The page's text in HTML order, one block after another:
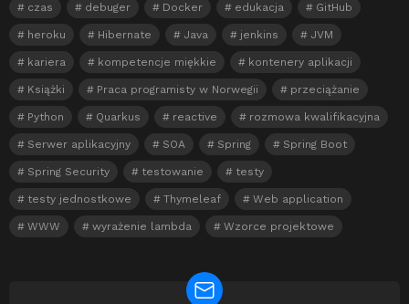
czas debuger Docker edukacja GitHub
heroku Hibernate Java jenkins JVM
kariera kompetencje miękkie kontenery aplikacji
Książki Praca programisty w Norwegii przeciążanie
Python Quarkus reactive rozmowa kwalifikacyjna
Serwer aplikacyjny SOA Spring Spring Boot
Spring Security testowanie testy
testy jednostkowe Thymeleaf Web application
WWW wyrażenie lambda Wzorce projektowe